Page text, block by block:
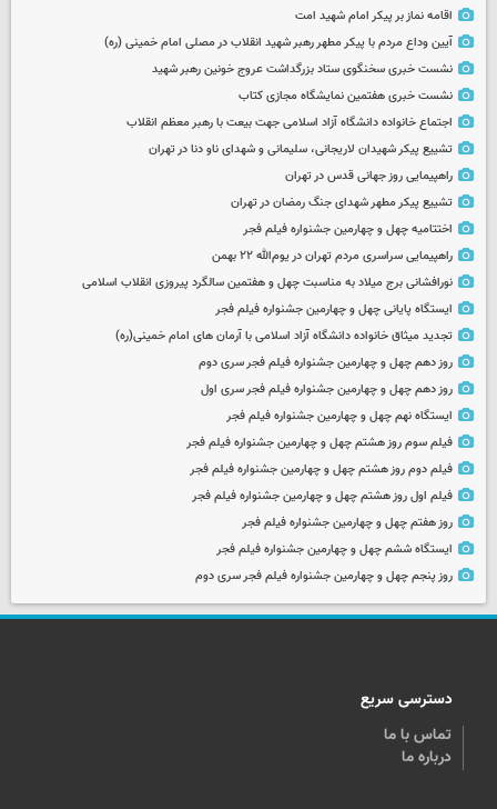
اقامه نماز بر پیکر امام شهید امت
آیین وداع مردم با پیکر مطهر رهبر شهید انقلاب در مصلی امام خمینی (ره)
نشست خبری سخنگوی ستاد بزرگداشت عروج خونین رهبر شهید
نشست خبری هفتمین نمایشگاه مجازی کتاب
اجتماع خانواده دانشگاه آزاد اسلامی جهت بیعت با رهبر معظم انقلاب
تشییع پیکر شهیدان لاریجانی، سلیمانی و شهدای ناو دنا در تهران
راهپیمایی روز جهانی قدس در تهران
تشییع پیکر مطهر شهدای جنگ رمضان در تهران
اختتامیه چهل و چهارمین جشنواره فیلم فجر
راهپیمایی سراسری مردم تهران در یوم‌الله ۲۲ بهمن
نورافشانی برج میلاد به مناسبت چهل‌ و هفتمین سالگرد پیروزی انقلاب اسلامی
ایستگاه پایانی چهل و چهارمین جشنواره فیلم فجر
تجدید میثاق خانواده دانشگاه آزاد اسلامی با آرمان های امام خمینی(ره)
روز دهم چهل و چهارمین جشنواره فیلم فجر سری دوم
روز دهم چهل و چهارمین جشنواره فیلم فجر سری اول
ایستگاه نهم چهل و چهارمین جشنواره فیلم فجر
فیلم سوم روز هشتم چهل و چهارمین جشنواره فیلم فجر
فیلم دوم روز هشتم چهل و چهارمین جشنواره فیلم فجر
فیلم اول روز هشتم چهل و چهارمین جشنواره فیلم فجر
روز هفتم چهل و چهارمین جشنواره فیلم فجر
ایستگاه ششم چهل و چهارمین جشنواره فیلم فجر
روز پنجم چهل و چهارمین جشنواره فیلم فجر سری دوم
دسترسی سریع
تماس با ما
درباره ما